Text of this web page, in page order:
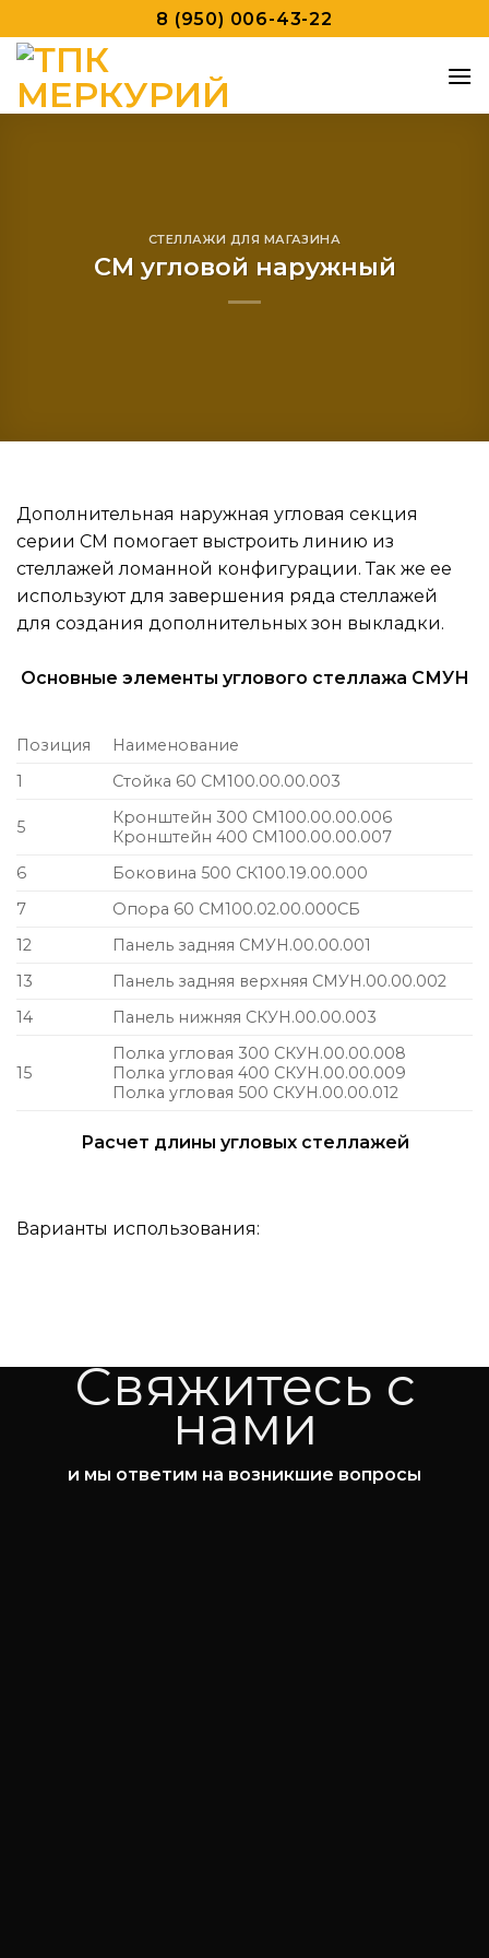
to
content
8 (950) 006-43-22
СТЕЛЛАЖИ ДЛЯ МАГАЗИНА
СМ угловой наружный
Дополнительная наружная угловая секция
серии СМ помогает выстроить линию из
стеллажей ломанной конфигурации. Так же ее
используют для завершения ряда стеллажей
для создания дополнительных зон выкладки.
Основные элементы углового стеллажа СМУН
Позиция
Наименование
1
Стойка 60 СМ100.00.00.003
5
Кронштейн 300 СМ100.00.00.006
Кронштейн 400 СМ100.00.00.007
6
Боковина 500 СК100.19.00.000
7
Опора 60 СМ100.02.00.000СБ
12
Панель задняя СМУН.00.00.001
13
Панель задняя верхняя СМУН.00.00.002
14
Панель нижняя СКУН.00.00.003
15
Полка угловая 300 СКУН.00.00.008
Полка угловая 400 СКУН.00.00.009
Полка угловая 500 СКУН.00.00.012
Расчет длины угловых стеллажей
Варианты использования:
Свяжитесь с
нами
и мы ответим на возникшие вопросы